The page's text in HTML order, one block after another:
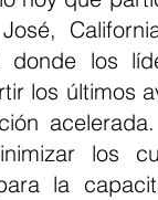
donde los
los últimos
los
la